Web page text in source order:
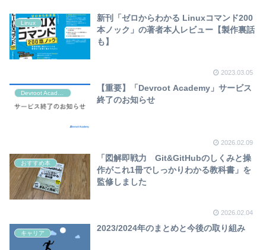
Linux
新刊「ゼロからわかる Linuxコマンド200
本ノック」の著者本人レビュー【製作裏話
も】
2023.03.05
【重要】「Devroot Academy」サービス
終了のお知らせ
2026.02.09
おすすめ本
「図解即戦力 Git&GitHubのしくみと操
作がこれ1冊でしっかりわかる教科書」を
監修しました
2026.02.04
キャリア
2023/2024年のまとめと今後の取り組み